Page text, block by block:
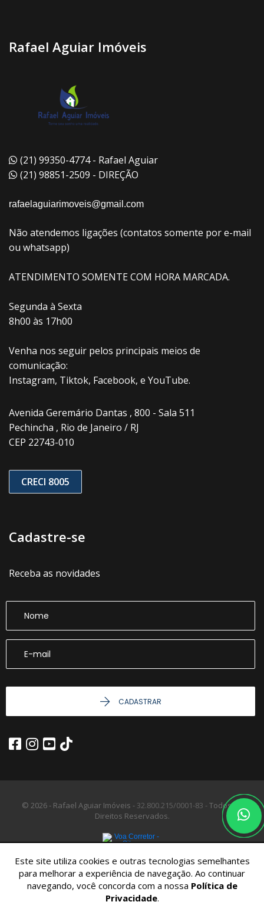
Rafael Aguiar Imóveis
(21) 99350-4774 - Rafael Aguiar
(21) 98851-2509 - DIREÇÃO
rafaelaguiarimoveis@gmail.com
Não atendemos ligações (contatos somente por e-mail
ou whatsapp)
ATENDIMENTO SOMENTE COM HORA MARCADA.
Segunda à Sexta
8h00 às 17h00
Venha nos seguir pelos principais meios de
comunicação:
Instagram, Tiktok, Facebook, e YouTube.
Avenida Geremário Dantas , 800 - Sala 511
Pechincha , Rio de Janeiro / RJ
CEP 22743-010
CRECI 8005
Cadastre-se
Receba as novidades
CADASTRAR
© 2026 - Rafael Aguiar Imóveis - 32.800.215/0001-83 -Todos os
Direitos Reservados.
Este site utiliza cookies e outras tecnologias semelhantes
para melhorar a experiência de navegação. Ao continuar
navegando, você concorda com a nossa Política de
Privacidade.